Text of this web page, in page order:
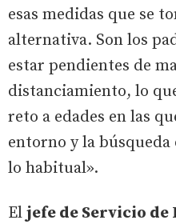
esas medidas que se
alternativa. Son los
estar pendientes de
distanciamiento, lo
reto a edades en las
entorno y la
lo habitual».
El jefe de Servicio